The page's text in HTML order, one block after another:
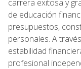
carrera exitosa y
de educación
presupuestos,
personales. A
estabilidad
profesional